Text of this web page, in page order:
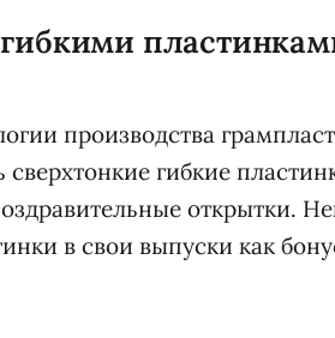
производства
гибкие
открытки.
в свои выпуски как